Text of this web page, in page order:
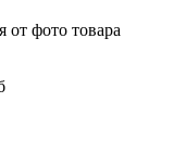
фото товара